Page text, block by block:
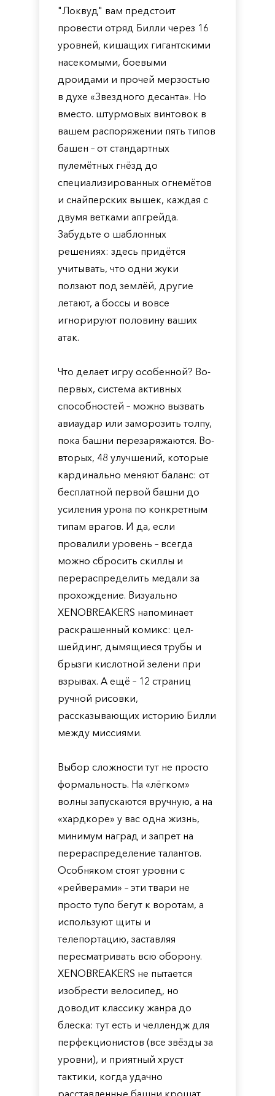
"Локвуд" вам предстоит
провести отряд Билли через 16
уровней, кишащих гигантскими
насекомыми, боевыми
дроидами и прочей мерзостью
в духе «Звездного десанта». Но
вместо. штурмовых винтовок в
вашем распоряжении пять типов
башен – от стандартных
пулемётных гнёзд до
специализированных огнемётов
и снайперских вышек, каждая с
двумя ветками апгрейда.
Забудьте о шаблонных
решениях: здесь придётся
учитывать, что одни жуки
ползают под землёй, другие
летают, а боссы и вовсе
игнорируют половину ваших
атак.
Что делает игру особенной? Во-
первых, система активных
способностей – можно вызвать
авиаудар или заморозить толпу,
пока башни перезаряжаются. Во-
вторых, 48 улучшений, которые
кардинально меняют баланс: от
бесплатной первой башни до
усиления урона по конкретным
типам врагов. И да, если
провалили уровень – всегда
можно сбросить скиллы и
перераспределить медали за
прохождение. Визуально
XENOBREAKERS напоминает
раскрашенный комикс: цел-
шейдинг, дымящиеся трубы и
брызги кислотной зелени при
взрывах. А ещё – 12 страниц
ручной рисовки,
рассказывающих историю Билли
между миссиями.
Выбор сложности тут не просто
формальность. На «лёгком»
волны запускаются вручную, а на
«хардкоре» у вас одна жизнь,
минимум наград и запрет на
перераспределение талантов.
Особняком стоят уровни с
«рейверами» – эти твари не
просто тупо бегут к воротам, а
используют щиты и
телепортацию, заставляя
пересматривать всю оборону.
XENOBREAKERS не пытается
изобрести велосипед, но
доводит классику жанра до
блеска: тут есть и челлендж для
перфекционистов (все звёзды за
уровни), и приятный хруст
тактики, когда удачно
расставленные башни крошат